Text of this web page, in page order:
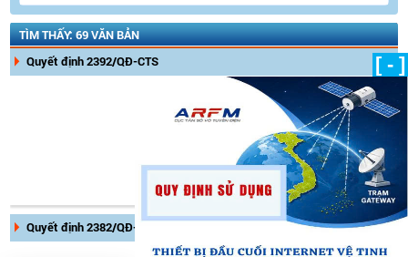
TÌM THẤY: 69 VĂN BẢN
Quyết định 2392/QĐ-CTS
Ngày ban hành:
05/12/2023
Ngày có hiệu lực:
Tình trạng hiệu lực:
Còn hiệu
lực
Quyết định 2382/QĐ-TTKT
[ - ]